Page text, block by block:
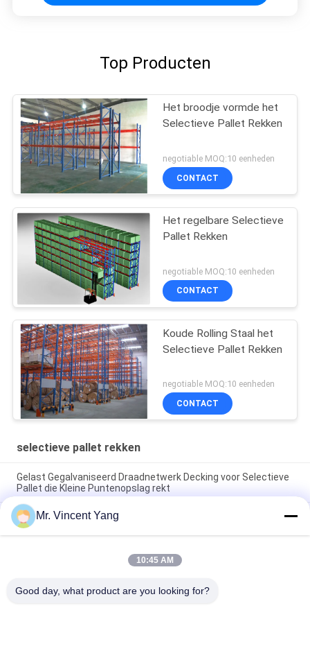
Top Producten
Het broodje vormde het
Selectieve Pallet Rekken
negotiable MOQ:10 eenheden
CONTACT
Het regelbare Selectieve
Pallet Rekken
negotiable MOQ:10 eenheden
CONTACT
Koude Rolling Staal het
Selectieve Pallet Rekken
negotiable MOQ:10 eenheden
CONTACT
selectieve pallet rekken
Gelast Gegalvaniseerd Draadnetwerk Decking voor Selectieve
Pallet die Kleine Puntenopslag rekt
Het broodje vormde het Selectieve Pallet Rekken voor
Pakhuizen, Op zwaar werk berekend Pallet het Rekken
Systeem
Dexion het Compatibele Regelbare Selectieve Pallet Rekken
Mr. Vincent Yang
10:45 AM
Good day, what product are you looking for?